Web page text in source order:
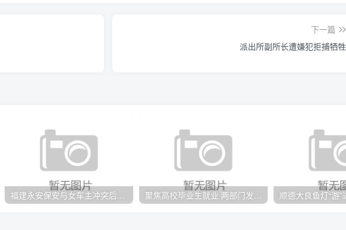
下一篇
派出所副所长遭嫌犯拒捕牺牲
福建永安保安与女车主冲突后续：保安已停职 警方称双方均有过错 聚焦高校毕业生就业 两部门发文部署五项活动